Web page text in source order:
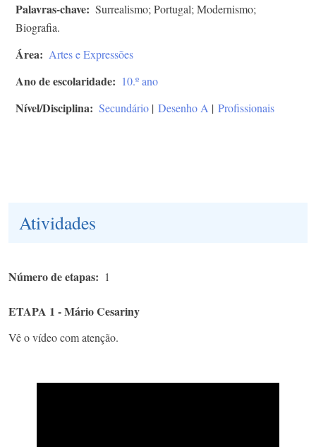
Palavras-chave
Surrealismo; Portugal; Modernismo;
Biografia.
Área Artes e Expressões
Ano de escolaridade 10.º ano
Nível/Disciplina Secundário | Desenho A | Profissionais
Atividades
Número de etapas 1
ETAPA 1 - Mário Cesariny
Vê o vídeo com atenção.